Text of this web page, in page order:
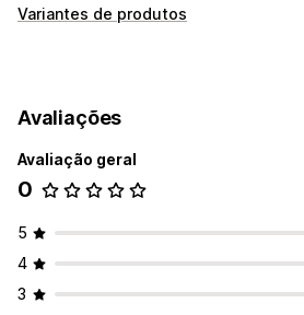
Tipos de galeria
Proteção de imagem
Variantes de produtos
Apresentação de variantes
Avaliações
Avaliação geral
0
5
4
3